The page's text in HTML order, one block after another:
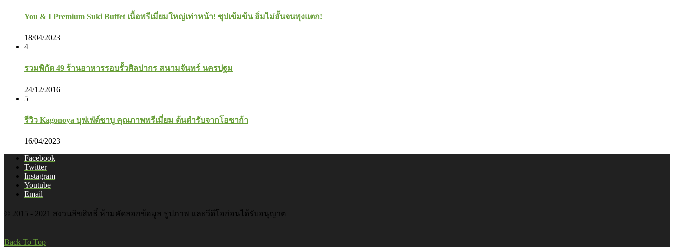
You & I Premium Suki Buffet เนื้อพรีเมี่ยมใหญ่เท่าหน้า! ซุปเข้มข้น อิ่มไม่อั้นจนพุงแตก!
18/04/2023
4
รวมพิกัด 49 ร้านอาหารรอบรั้วศิลปากร สนามจันทร์ นครปฐม
24/12/2016
5
รีวิว Kagonoya บุฟเฟ่ต์ชาบู คุณภาพพรีเมี่ยม ต้นตำรับจากโอซาก้า
16/04/2023
Facebook
Twitter
Instagram
Youtube
Email
© 2015 - 2021 สงวนลิขสิทธิ์ ห้ามคัดลอกข้อมูล รูปภาพ และวีดีโอก่อนได้รับอนุญาต
Back To Top